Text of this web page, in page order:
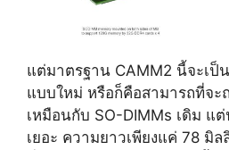
แต่มาตรฐาน CAMM2 นี้จะเป็
แบบใหม่ หรือก็คือสามารถที่จะ
เหมือนกับ SO-DIMMs เดิม แ
เยอะ ความยาวเพียงแค่ 78 มิ